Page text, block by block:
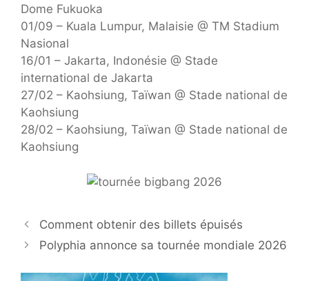
Dome Fukuoka
01/09 – Kuala Lumpur, Malaisie @ TM Stadium
Nasional
16/01 – Jakarta, Indonésie @ Stade
international de Jakarta
27/02 – Kaohsiung, Taïwan @ Stade national de
Kaohsiung
28/02 – Kaohsiung, Taïwan @ Stade national de
Kaohsiung
Comment obtenir des billets épuisés
Polyphia annonce sa tournée mondiale 2026